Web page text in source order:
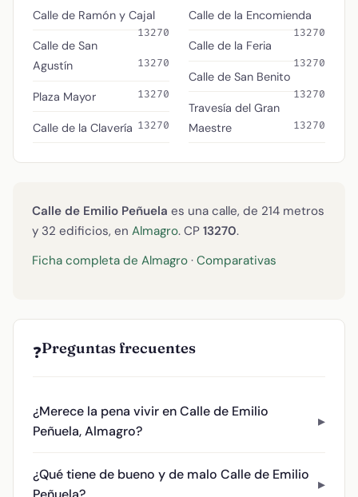
Calle de Ramón y Cajal
13270
Calle de San
Agustín
13270
Plaza Mayor 13270
Calle de la Clavería 13270
Calle de la Encomienda
13270
Calle de la Feria
13270
Calle de San Benito
13270
Travesía del Gran
Maestre
13270
Calle de Emilio Peñuela es una calle, de 214 metros
y 32 edificios, en Almagro. CP 13270.
Ficha completa de Almagro · Comparativas
❓Preguntas frecuentes
¿Merece la pena vivir en Calle de Emilio
Peñuela, Almagro?
¿Qué tiene de bueno y de malo Calle de Emilio